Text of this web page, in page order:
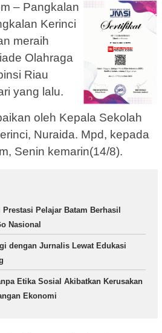
– Pangkalan
Kerinci
meraih
Olahraga
Riau
yang lalu.
oleh Kepala Sekolah
Nuraida. Mpd, kepada
Senin kemarin(14/8).
Pelajar Batam Berhasil
Nasional
dengan Jurnalis Lewat Edukasi
Etika Sosial Akibatkan Kerusakan
Ekonomi